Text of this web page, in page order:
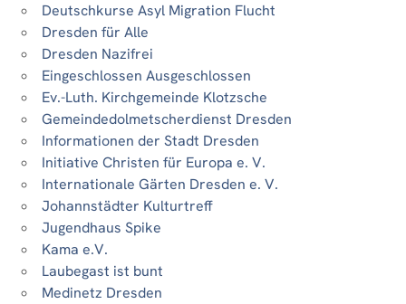
Deutschkurse Asyl Migration Flucht
Dresden für Alle
Dresden Nazifrei
Eingeschlossen Ausgeschlossen
Ev.-Luth. Kirchgemeinde Klotzsche
Gemeindedolmetscherdienst Dresden
Informationen der Stadt Dresden
Initiative Christen für Europa e. V.
Internationale Gärten Dresden e. V.
Johannstädter Kulturtreff
Jugendhaus Spike
Kama e.V.
Laubegast ist bunt
Medinetz Dresden